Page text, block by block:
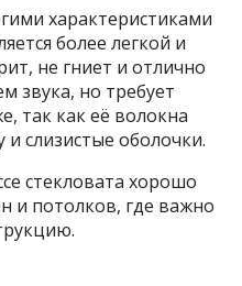
характеристиками
более легкой и
не гниет и отлично
звука, но требует
так как её волокна
слизистые оболочки.
стекловата хорошо
и потолков, где важно